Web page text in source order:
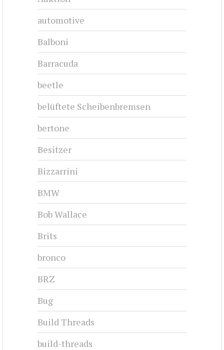
automotive
Balboni
Barracuda
beetle
belüftete Scheibenbremsen
bertone
Besitzer
Bizzarrini
BMW
Bob Wallace
Brits
bronco
BRZ
Bug
Build Threads
build-threads